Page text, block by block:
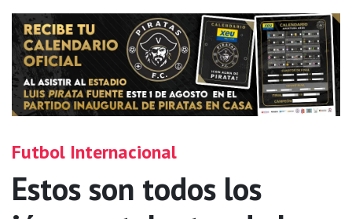
Futbol Internacional
Estos son todos los